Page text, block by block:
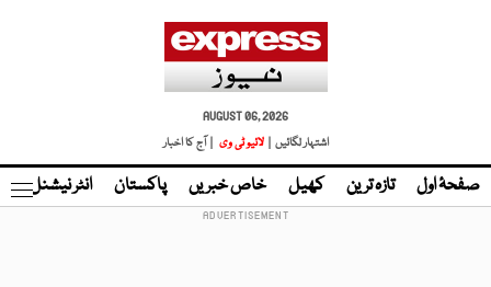
AUGUST 06, 2026
اشتہار لگائیں |
لائیو ٹی وی | آج کا اخبار
صفحۂ اول تازہ ترین کھیل خاص خبریں پاکستان انٹر نیشنل